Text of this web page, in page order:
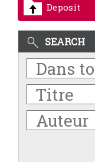
Deposit
SEARCH